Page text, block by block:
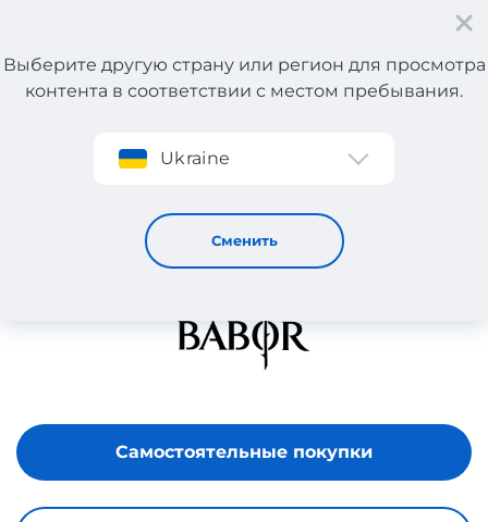
Регистрация
Выберите другую страну или регион для просмотра
контента в соответствии с местом пребывания.
Ukraine
Сменить
BABOR
Самостоятельные покупки